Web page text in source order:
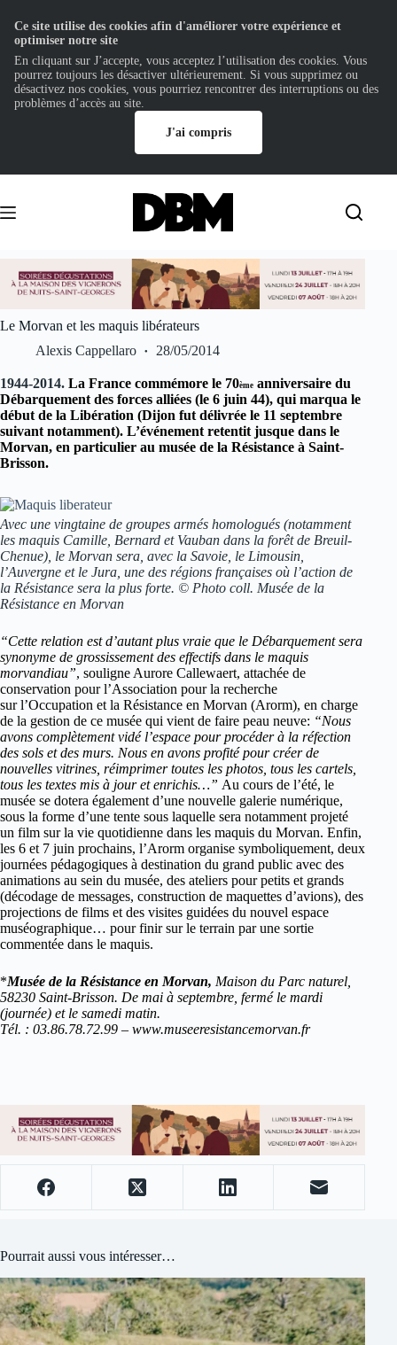
contenu
Le Morvan et les maquis libérateurs
Alexis Cappellaro
28/05/2014
1944-2014. La France commémore le 70ème anniversaire du
Débarquement des forces alliées (le 6 juin 44), qui marqua le
début de la Libération (Dijon fut délivrée le 11 septembre
suivant notamment). L’événement retentit jusque dans le
Morvan, en particulier au musée de la Résistance à Saint-
Brisson.
Avec une vingtaine de groupes armés homologués (notamment
les maquis Camille, Bernard et Vauban dans la forêt de Breuil-
Chenue), le Morvan sera, avec la Savoie, le Limousin,
l’Auvergne et le Jura, une des régions françaises où l’action de
la Résistance sera la plus forte. © Photo coll. Musée de la
Résistance en Morvan
“Cette relation est d’autantplus vraie que le Débarquement sera
synonyme de grossissement des effectifs dans le maquis
morvandiau”, souligne Aurore Callewaert, attachée de
conservation pour l’Association pour la recherche
sur l’Occupation et la Résistance en Morvan (Arorm), en charge
de la gestion de ce musée qui vient de faire peau neuve: “Nous
avons complètement vidé l’espace pour procéder à la réfection
des sols et des murs. Nous en avons profité pour créer de
nouvelles vitrines, réimprimer toutes les photos, tous les cartels,
tous les textes mis à jour et enrichis…” Au cours de l’été, le
musée se dotera également d’une nouvelle galerie numérique,
sous la forme d’une tente sous laquelle sera notamment projeté
un film sur la vie quotidienne dans les maquis du Morvan. Enfin,
les 6 et 7 juin prochains, l’Arorm organise symboliquement, deux
journées pédagogiques à destination du grand public avec des
animations au sein du musée, des ateliers pour petits et grands
(décodage de messages, construction de maquettes d’avions), des
projections de films et des visites guidées du nouvel espace
muséographique… pour finir sur le terrain par une sortie
commentée dans le maquis.
*Musée de la Résistance en Morvan, Maison du Parc naturel,
58230 Saint-Brisson. De mai à septembre, fermé le mardi
(journée) et le samedi matin.
Tél. : 03.86.78.72.99 – www.museeresistancemorvan.fr
Pourrait aussi vous intéresser…
Ce site utilise des cookies afin d'améliorer votre expérience et
optimiser notre site
En cliquant sur J’accepte, vous acceptez l’utilisation des cookies. Vous
pourrez toujours les désactiver ultérieurement. Si vous supprimez ou
désactivez nos cookies, vous pourriez rencontrer des interruptions ou des
problèmes d’accès au site.
J'ai compris